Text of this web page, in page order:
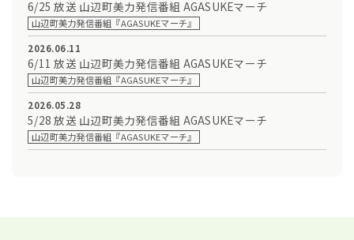
6/25 放送 山辺町美力発信番組 AGASUKEマーチ
山辺町美力発信番組『AGASUKEマーチ』
2026.06.11
6/11 放送 山辺町美力発信番組 AGASUKEマーチ
山辺町美力発信番組『AGASUKEマーチ』
2026.05.28
5/28 放送 山辺町美力発信番組 AGASUKEマーチ
山辺町美力発信番組『AGASUKEマーチ』